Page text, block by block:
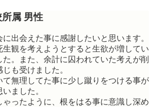
属 男性
出会えた事に感謝したいと思います。
生観を考えようとすると生欲が増してい
た。また、余計に囚われていた考えが削
も受けました。
て無理してた事に少し蹴りをつける事が
ました。
ゃったように、根をはる事に意識し深め